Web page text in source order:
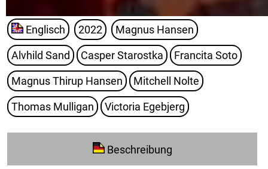
Englisch 2022 Magnus Hansen
Alvhild Sand Casper Starostka Francita Soto
Magnus Thirup Hansen Mitchell Nolte
Thomas Mulligan Victoria Egebjerg
Beschreibung